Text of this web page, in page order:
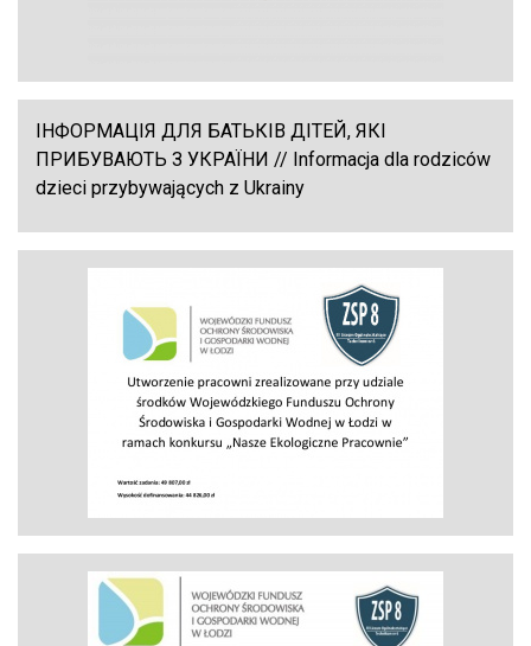
ІНФОРМАЦІЯ ДЛЯ БАТЬКІВ ДІТЕЙ, ЯКІ
ПРИБУВАЮТЬ З УКРАЇНИ // Informacja dla rodziców
dzieci przybywających z Ukrainy